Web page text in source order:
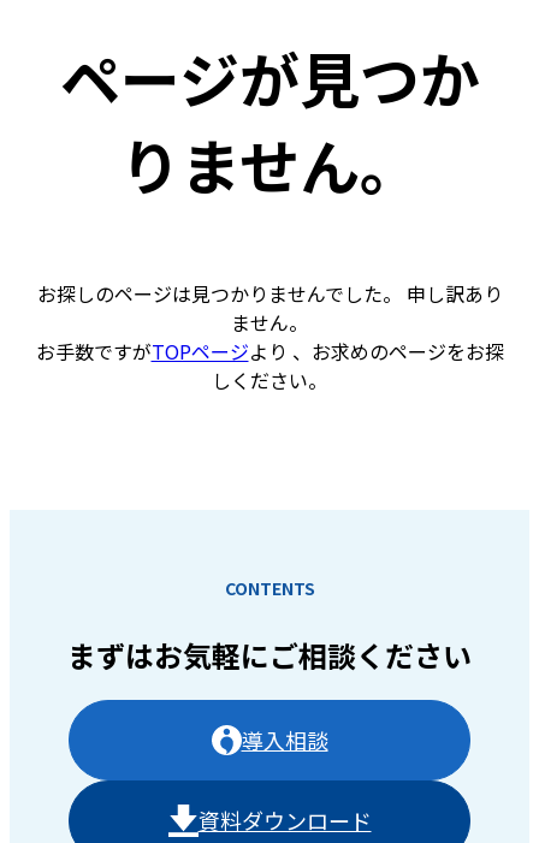
ページが見つか
りません。
お探しのページは見つかりませんでした。 申し訳あり
ません。
お手数ですがTOPページより 、お求めのページをお探
しください。
CONTENTS
まずはお気軽にご相談ください
導入相談
資料ダウンロード